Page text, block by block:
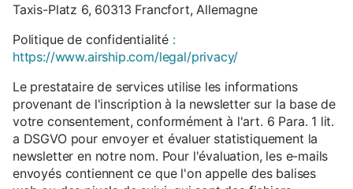
Taxis-Platz 6, 60313 Francfort, Allemagne
Politique de confidentialité :
https://www.airship.com/legal/privacy/
Le prestataire de services utilise les informations
provenant de l'inscription à la newsletter sur la base de
votre consentement, conformément à l'art. 6 Para. 1 lit.
a DSGVO pour envoyer et évaluer statistiquement la
newsletter en notre nom. Pour l'évaluation, les e-mails
envoyés contiennent ce que l'on appelle des balises